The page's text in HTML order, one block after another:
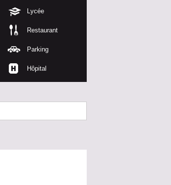
Lycée
Restaurant
Parking
Hôpital